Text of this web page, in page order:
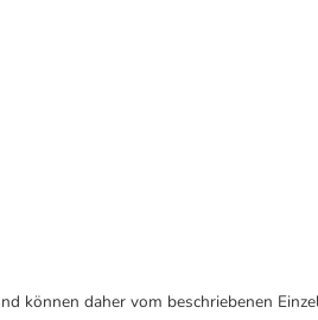
können daher vom beschriebenen